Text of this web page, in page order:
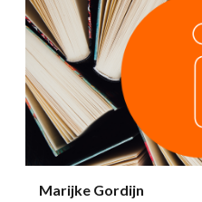
Marijke Gordijn